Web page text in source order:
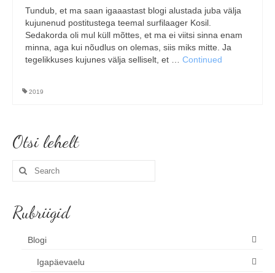
Tundub, et ma saan igaaastast blogi alustada juba välja
kujunenud postitustega teemal surfilaager Kosil.
Sedakorda oli mul küll mõttes, et ma ei viitsi sinna enam
minna, aga kui nõudlus on olemas, siis miks mitte. Ja
tegelikkuses kujunes välja selliselt, et … Continued
2019
Otsi lehelt
Search
for:
Rubriigid
Blogi
Igapäevaelu